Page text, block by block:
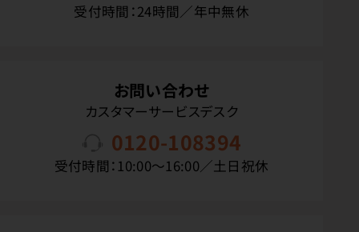
受付時間：24時間／年中無休
お問い合わせ
カスタマーサービスデスク
0120-108394
受付時間：10:00〜16:00／土日祝休